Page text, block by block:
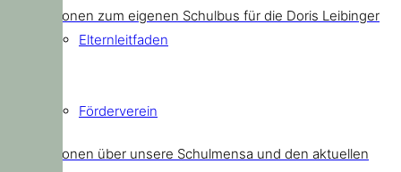
Elternleitfaden
Förderverein
Informationen zum eigenen Schulbus für die Doris Leibinger
Informationen über unsere Schulmensa und den aktuellen